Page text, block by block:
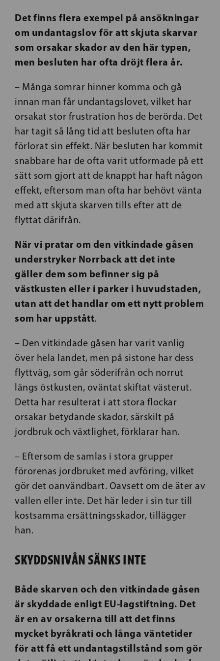
Det finns flera exempel på ansökningar
om undantagslov för att skjuta skarvar
som orsakar skador av den här typen,
men besluten har ofta dröjt flera år.
– Många somrar hinner komma och gå
innan man får undantagslovet, vilket har
orsakat stor frustration hos de berörda. Det
har tagit så lång tid att besluten ofta har
förlorat sin effekt. När besluten har kommit
snabbare har de ofta varit utformade på ett
sätt som gjort att de knappt har haft någon
effekt, eftersom man ofta har behövt vänta
med att skjuta skarven tills efter att de
flyttat därifrån.
När vi pratar om den vitkindade gåsen
understryker Norrback att det inte
gäller dem som befinner sig på
västkusten eller i parker i huvudstaden,
utan att det handlar om ett nytt problem
som har uppstått.
– Den vitkindade gåsen har varit vanlig
över hela landet, men på sistone har dess
flyttväg, som går söderifrån och norrut
längs östkusten, oväntat skiftat västerut.
Detta har resulterat i att stora flockar
orsakar betydande skador, särskilt på
jordbruk och växtlighet, förklarar han.
– Eftersom de samlas i stora grupper
förorenas jordbruket med avföring, vilket
gör det oanvändbart. Oavsett om de äter av
vallen eller inte. Det här leder i sin tur till
kostsamma ersättningsskador, tillägger
han.
SKYDDSNIVÅN SÄNKS INTE
Både skarven och den vitkindade gåsen
är skyddade enligt EU-lagstiftning. Det
är en av orsakerna till att det finns
mycket byråkrati och långa väntetider
för att få ett undantagstillstånd som gör